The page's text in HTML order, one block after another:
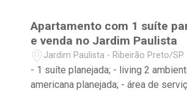
Apartamento com 1 suíte
e venda no Jardim Paulista
Jardim Paulista - Ribeirão Preto/SP
- 1 suíte planejada; - living 2
americana planejada; - área de